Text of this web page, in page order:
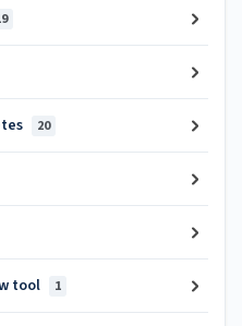
20
tool 1